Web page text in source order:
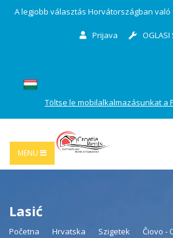
A legjobb választás Horvátországban
Prijava OGLASI
Töltse le mobilalkalmazásunkat a
MENU
Lasić
Početna Hrvatska Szigetek Čiovo -